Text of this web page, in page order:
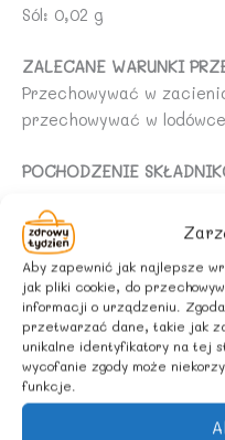
Aby zapewnić jak najlepsze
jak pliki cookie, do
informacji o urządzeniu.
przetwarzać dane, takie jak
unikalne identyfikatory na tej
wycofanie zgody może
funkcje.
Sól: 0,02 g
ZALECANE WARUNKI
Przechowywać w
przechowywać w
POCHODZENIE
Rolnictwo UE
Podobne